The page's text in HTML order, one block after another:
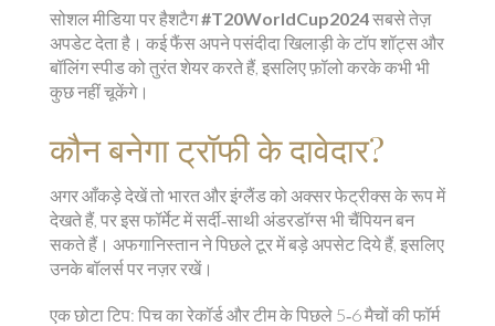
सोशल मीडिया पर हैशटैग#T20WorldCup2024सबसे तेज़
अपडेट देता है। कई फैंस अपने पसंदीदा खिलाड़ी के टॉप शॉट्स और
बॉलिंग स्पीड को तुरंत शेयर करते हैं, इसलिए फ़ॉलो करके कभी भी
कुछ नहीं चूकेंगे।
कौन बनेगा ट्रॉफी के दावेदार?
अगर आँकड़े देखें तो भारत और इंग्लैंड को अक्सर फेट्रीक्स के रूप में
देखते हैं, पर इस फॉर्मेट में सर्दी‑साथी अंडरडॉग्स भी चैंपियन बन
सकते हैं। अफगानिस्तान ने पिछले टूर में बड़े अपसेट दिये हैं, इसलिए
उनके बॉलर्स पर नज़र रखें।
एक छोटा टिप: पिच का रेकॉर्ड और टीम के पिछले 5‑6 मैचों की फॉर्म